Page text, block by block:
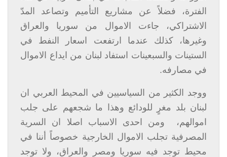
الفترة، فضلاً عن مشاريع التأميم وتصاعد المدّ
الاشتراكي، جاءت الاموال من سوريا والعراق
وغيرها، كذلك عندما ارتفعت اسعار النفط في
الستينات والسبعينات استفاد لبنان من ايداع الاموال
في مصارفه.
ووجد الكثير من السياسيين في المحيط العربي ان
لبنان بلد مغرٍ للودائع وهذا ما شجعهم على جلب
اموالهم، ومن احدى الاسباب اصلا ان السرية
المصرفية تجلب الاموال الخارجية خصوصاً أننا في
محيط توجد فيه سوريا ومصر والعراق، ولا توجد